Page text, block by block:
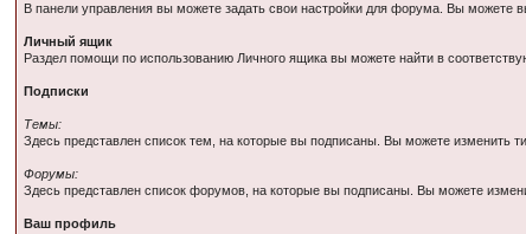
В панели управления вы можете задать свои настройки для форума. Вы можете
Личный ящик
Раздел помощи по использованию Личного ящика вы можете найти в
Подписки
Темы:
Здесь представлен список тем, на которые вы подписаны. Вы можете изменить
Форумы:
Здесь представлен список форумов, на которые вы подписаны. Вы можете
Ваш профиль